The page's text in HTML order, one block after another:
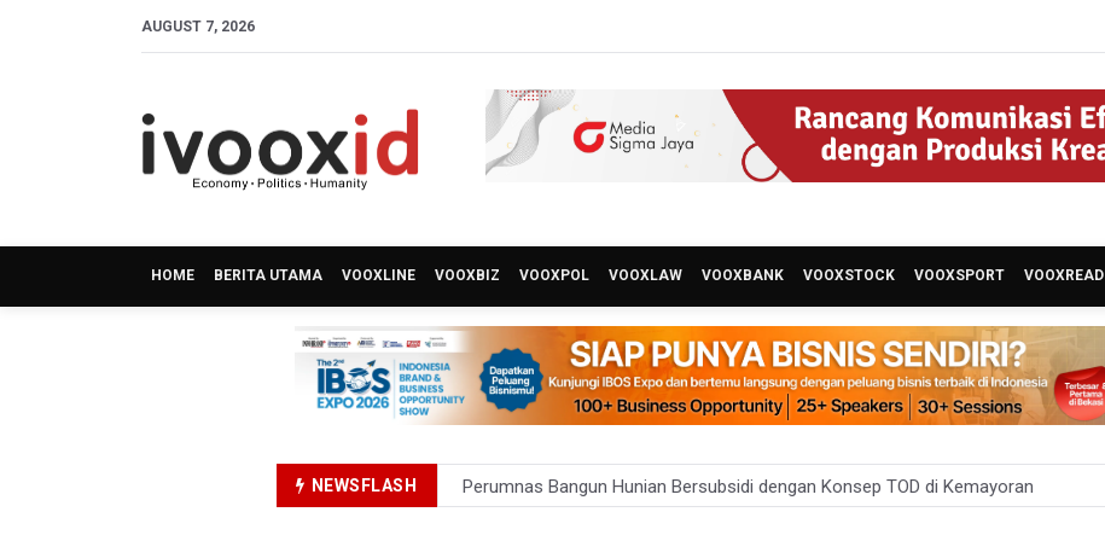
AUGUST 7, 2026
HOME BERITA UTAMA VOOXLINE VOOXBIZ VOOXPOL VOOXLAW VOOXBANK VOOXSTOCK VOOXSPORT VOOXREAD
NEWSFLASH
Perumnas Bangun Hunian Bersubsidi dengan Konsep TOD di Kemayoran